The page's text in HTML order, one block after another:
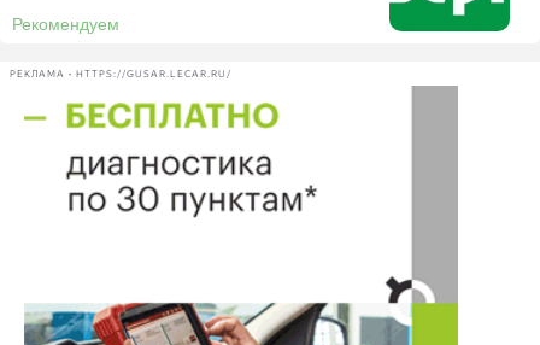
Рекомендуем
РЕКЛАМА • HTTPS://GUSAR.LECAR.RU/